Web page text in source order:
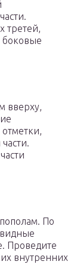
третей,
боковые
вверху,
По
Проведите
внутренних